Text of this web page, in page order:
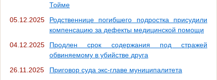
Тойме
05.12.2025
Родственнице погибшего подростка присудили
компенсацию за дефекты медицинской помощи
04.12.2025
Продлен срок содержания под стражей
обвиняемому в убийстве друга
26.11.2025
Приговор суда экс-главе муниципалитета